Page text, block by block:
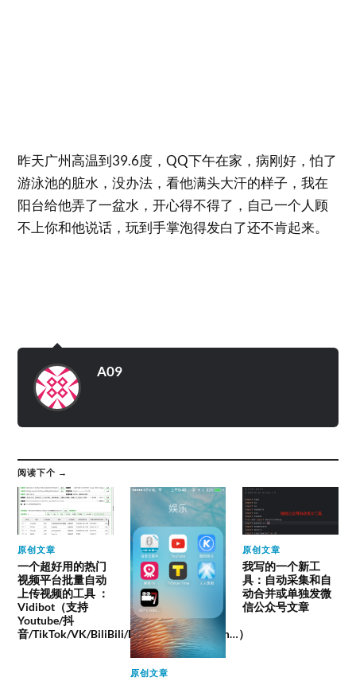
昨天广州高温到39.6度，QQ下午在家，病刚好，怕了
游泳池的脏水，没办法，看他满头大汗的样子，我在
阳台给他弄了一盆水，开心得不得了，自己一个人顾
不上你和他说话，玩到手掌泡得发白了还不肯起来。
A09
阅读下个 →
原创文章
一个超好用的热门
视频平台批量自动
上传视频的工具 ：
Vidibot（支持
Youtube/抖
音/TikTok/VK/BiliBili/Facebook/instagram…）
原创文章
原创文章
我写的一个新工
具：自动采集和自
动合并或单独发微
信公众号文章